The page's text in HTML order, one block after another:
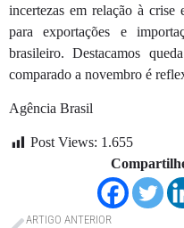
incertezas em relação à
para exportações e
brasileiro. Destacamos
comparado a novembro é
Agência Brasil
Post Views: 1.655
ARTIGO ANTERIOR